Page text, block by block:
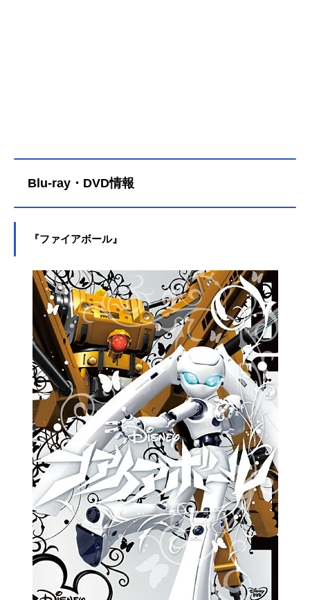
Blu-ray・DVD情報
『ファイアボール』